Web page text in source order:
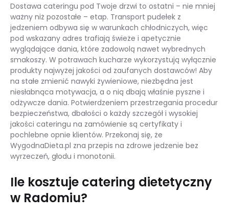
Dostawa cateringu pod Twoje drzwi to ostatni – nie mniej
ważny niż pozostałe – etap. Transport pudełek z
jedzeniem odbywa się w warunkach chłodniczych, więc
pod wskazany adres trafiają świeże i apetycznie
wyglądające dania, które zadowolą nawet wybrednych
smakoszy. W potrawach kucharze wykorzystują wyłącznie
produkty najwyżej jakości od zaufanych dostawców! Aby
na stałe zmienić nawyki żywieniowe, niezbędna jest
niesłabnąca motywacja, a o nią dbają właśnie pyszne i
odżywcze dania. Potwierdzeniem przestrzegania procedur
bezpieczeństwa, dbałości o każdy szczegół i wysokiej
jakości cateringu na zamówienie są certyfikaty i
pochlebne opnie klientów. Przekonaj się, że
WygodnaDieta.pl zna przepis na zdrowe jedzenie bez
wyrzeczeń, głodu i monotonii.
Ile kosztuje catering dietetyczny
w Radomiu?